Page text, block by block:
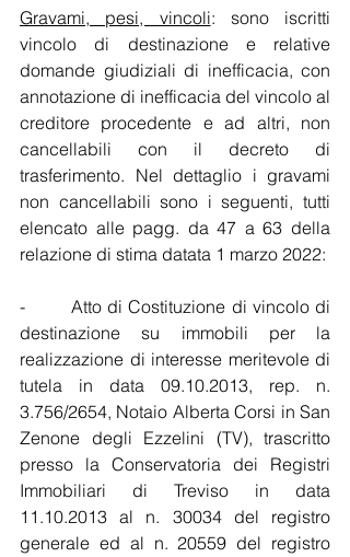
Gravami, pesi, vincoli: sono iscritti
vincolo di destinazione e relative
domande giudiziali di inefficacia, con
annotazione di inefficacia del vincolo al
creditore procedente e ad altri, non
cancellabili con il decreto di
trasferimento. Nel dettaglio i gravami
non cancellabili sono i seguenti, tutti
elencato alle pagg. da 47 a 63 della
relazione di stima datata 1 marzo 2022:
-        Atto di Costituzione di vincolo di
destinazione su immobili per la
realizzazione di interesse meritevole di
tutela in data 09.10.2013, rep. n.
3.756/2654, Notaio Alberta Corsi in San
Zenone degli Ezzelini (TV), trascritto
presso la Conservatoria dei Registri
Immobiliari di Treviso in data
11.10.2013 al n. 30034 del registro
generale ed al n. 20559 del registro